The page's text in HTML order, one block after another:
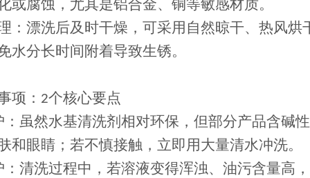
或腐蚀，尤其是铝合金、铜等敏感材质。
：漂洗后及时干燥，可采用自然晾干、热风烘
水分长时间附着导致生锈。
项： 2个核心要点
：虽然水基清洗剂相对环保，但部分产品含碱
和眼睛；若不慎接触，立即用大量清水冲洗。
：清洗过程中，若溶液变得浑浊、油污含量高